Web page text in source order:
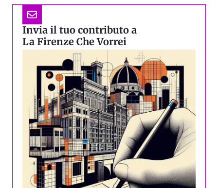
Invia il tuo contributo a
La Firenze Che Vorrei